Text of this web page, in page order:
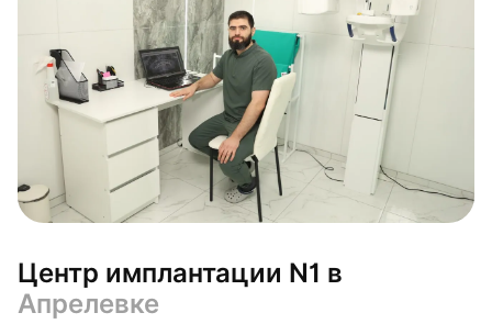
Центр имплантации N1 в
Апрелевке